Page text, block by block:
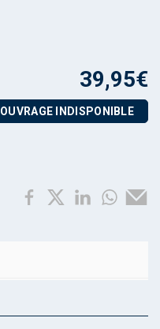
39,95€
OUVRAGE INDISPONIBLE